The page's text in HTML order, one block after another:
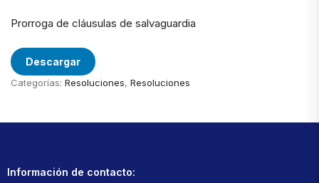
Prorroga de cláusulas de salvaguardia
Descargar
Categorías: Resoluciones, Resoluciones
Información de contacto: